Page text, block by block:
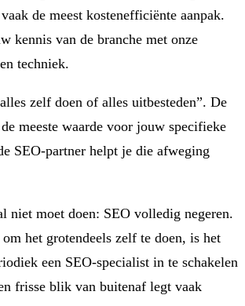
de meest kostenefficiënte aanpak.
kennis van de branche met onze
techniek.
zelf doen of alles uitbesteden”. De
meeste waarde voor jouw specifieke
SEO-partner helpt je die afweging
niet moet doen: SEO volledig negeren.
het grotendeels zelf te doen, is het
een SEO-specialist in te schakelen
frisse blik van buitenaf legt vaak